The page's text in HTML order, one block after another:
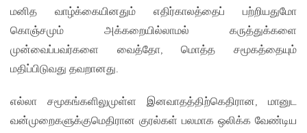
மனித வாழ்க்கையினதும் எதிர்காலத்தைப் பற்றியதுமோ
கொஞ்சமும் அக்கறையில்லாமல் கருத்துக்களை
முன்வைப்பவர்களை வைத்தோ, மொத்த சமூகத்தையும்
மதிப்பிடுவது தவறானது.
எல்லா சமூகங்களிலுமுள்ள இனவாதத்திற்கெதிரான, மானுட
வன்முறைகளுக்குமெதிரான குரல்கள் பலமாக ஒலிக்க வேண்டிய